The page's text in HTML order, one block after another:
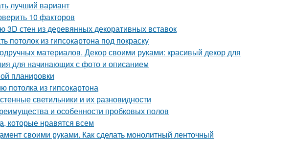
лучший вариант
10 факторов
стен из деревянных декоративных вставок
из гипсокартона под покраску
материалов. Декор своими руками: красивый декор для
для начинающих с фото и описанием
планировки
из гипсокартона
светильники и их разновидности
и особенности пробковых полов
которые нравятся всем
своими руками. Как сделать монолитный ленточный